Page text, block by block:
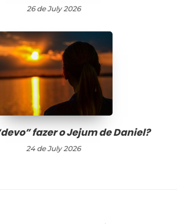
26 de July 2026
fazer o Jejum de Daniel?
24 de July 2026